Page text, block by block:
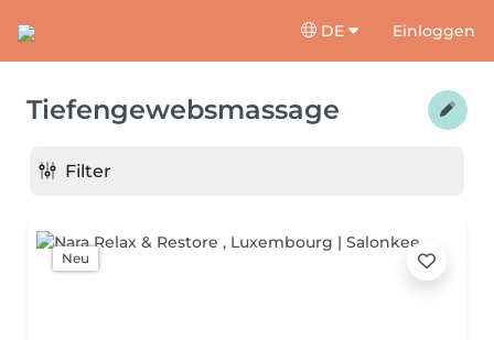
DE Einloggen
Tiefengewebsmassage
Filter
Neu